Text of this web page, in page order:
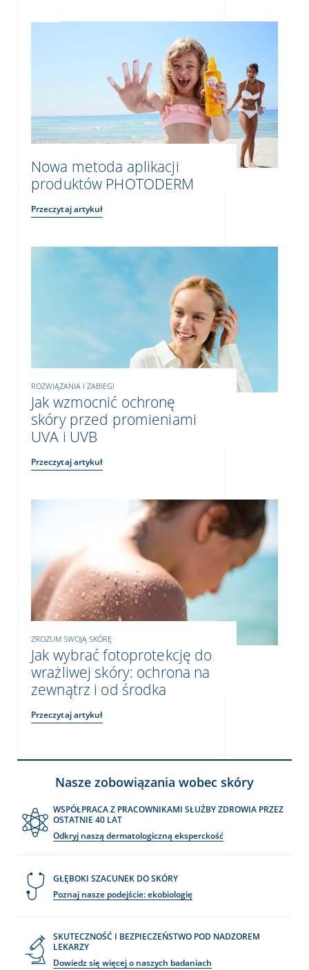
Nowa metoda aplikacji
produktów PHOTODERM
Przeczytaj artykuł
ROZWIĄZANIA I ZABIEGI
Jak wzmocnić ochronę
skóry przed promieniami
UVA i UVB
Przeczytaj artykuł
ZROZUM SWOJĄ SKÓRĘ
Jak wybrać fotoprotekcję do
wrażliwej skóry: ochrona na
zewnątrz i od środka
Przeczytaj artykuł
Nasze zobowiązania wobec skóry
WSPÓŁPRACA Z PRACOWNIKAMI SŁUŻBY ZDROWIA PRZEZ
OSTATNIE 40 LAT
Odkryj naszą dermatologiczną eksperckość
GŁĘBOKI SZACUNEK DO SKÓRY
Poznaj nasze podejście: ekobiologię
SKUTECZNOŚĆ I BEZPIECZEŃSTWO POD NADZOREM
LEKARZY
Dowiedz się więcej o naszych badaniach